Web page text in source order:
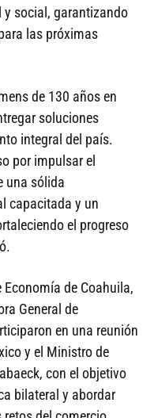
social, garantizando
las próximas
de 130 años en
soluciones
integral del país.
por impulsar el
una sólida
capacitada y un
el progreso
Economía de Coahuila,
General de
en una reunión
y el Ministro de
con el objetivo
bilateral y abordar